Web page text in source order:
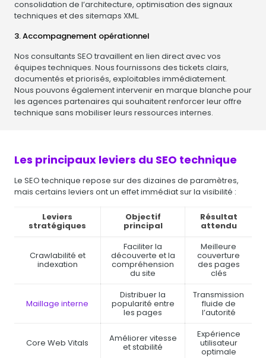
consolidation de l’architecture, optimisation des signaux
techniques et des sitemaps XML.
3. Accompagnement opérationnel
Nos consultants SEO travaillent en lien direct avec vos
équipes techniques. Nous fournissons des tickets clairs,
documentés et priorisés, exploitables immédiatement.
Nous pouvons également intervenir en marque blanche pour
les agences partenaires qui souhaitent renforcer leur offre
technique sans mobiliser leurs ressources internes.
Les principaux leviers du SEO technique
Le SEO technique repose sur des dizaines de paramètres,
mais certains leviers ont un effet immédiat sur la visibilité :
Leviers
stratégiques
Objectif
principal
Résultat
attendu
Crawlabilité et
indexation
Faciliter la
découverte et la
compréhension
du site
Meilleure
couverture
des pages
clés
Maillage interne
Distribuer la
popularité entre
les pages
Transmission
fluide de
l’autorité
Core Web Vitals Améliorer vitesse
et stabilité
Expérience
utilisateur
optimale